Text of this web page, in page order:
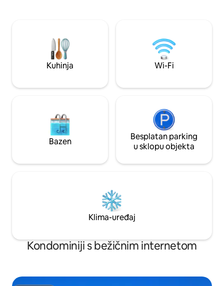
praonica rublja. Na raspolaganju su 3
bicikla i kanu s 2 sjedala. Pristanište je
namijenjeno prianjanju vlastitog broda za
Kuhinja Wi-Fi
Bazen
Besplatan parking
u sklopu objekta
Klima-uređaj
Kondominiji s bežičnim internetom